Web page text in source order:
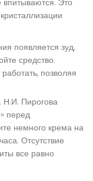
впитываются. Это
появляется зуд,
средство.
позволяя
Пирогова
перед
немного крема на
Отсутствие
все равно